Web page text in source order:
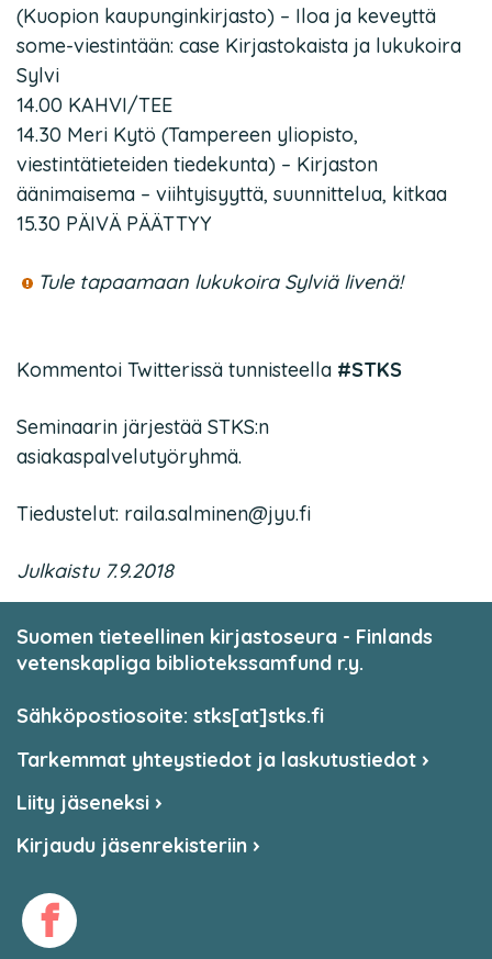
(Kuopion kaupunginkirjasto) – Iloa ja keveyttä
some-viestintään: case Kirjastokaista ja lukukoira
Sylvi
14.00 KAHVI/TEE
14.30 Meri Kytö (Tampereen yliopisto,
viestintätieteiden tiedekunta) – Kirjaston
äänimaisema – viihtyisyyttä, suunnittelua, kitkaa
15.30 PÄIVÄ PÄÄTTYY
Tule tapaamaan lukukoira Sylviä livenä!
Kommentoi Twitterissä tunnisteella #STKS
Seminaarin järjestää STKS:n
asiakaspalvelutyöryhmä.
Tiedustelut: raila.salminen@jyu.fi
Julkaistu 7.9.2018
Suomen tieteellinen kirjastoseura - Finlands
vetenskapliga bibliotekssamfund r.y.
Sähköpostiosoite: stks[at]stks.fi
Tarkemmat yhteystiedot ja laskutustiedot
Liity jäseneksi
Kirjaudu jäsenrekisteriin